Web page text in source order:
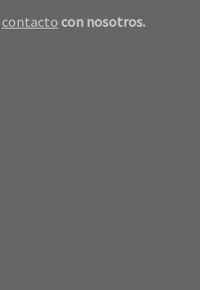
contacto con nosotros.